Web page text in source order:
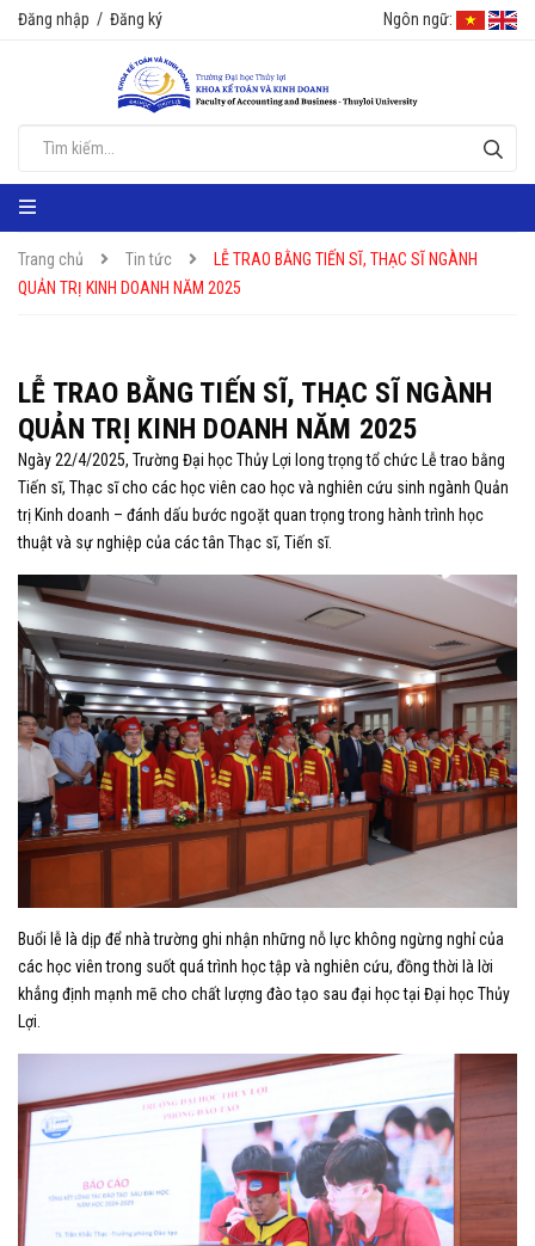
Đăng nhập / Đăng ký Ngôn ngữ:
Trang chủ Tin tức
LỄ TRAO BẰNG TIẾN SĨ, THẠC SĨ NGÀNH
QUẢN TRỊ KINH DOANH NĂM 2025
LỄ TRAO BẰNG TIẾN SĨ, THẠC SĨ NGÀNH
QUẢN TRỊ KINH DOANH NĂM 2025
Ngày 22/4/2025, Trường Đại học Thủy Lợi long trọng tổ chức Lễ trao bằng
Tiến sĩ, Thạc sĩ cho các học viên cao học và nghiên cứu sinh ngành Quản
trị Kinh doanh – đánh dấu bước ngoặt quan trọng trong hành trình học
thuật và sự nghiệp của các tân Thạc sĩ, Tiến sĩ.
Buổi lễ là dịp để nhà trường ghi nhận những nỗ lực không ngừng nghỉ của
các học viên trong suốt quá trình học tập và nghiên cứu, đồng thời là lời
khẳng định mạnh mẽ cho chất lượng đào tạo sau đại học tại Đại học Thủy
Lợi.